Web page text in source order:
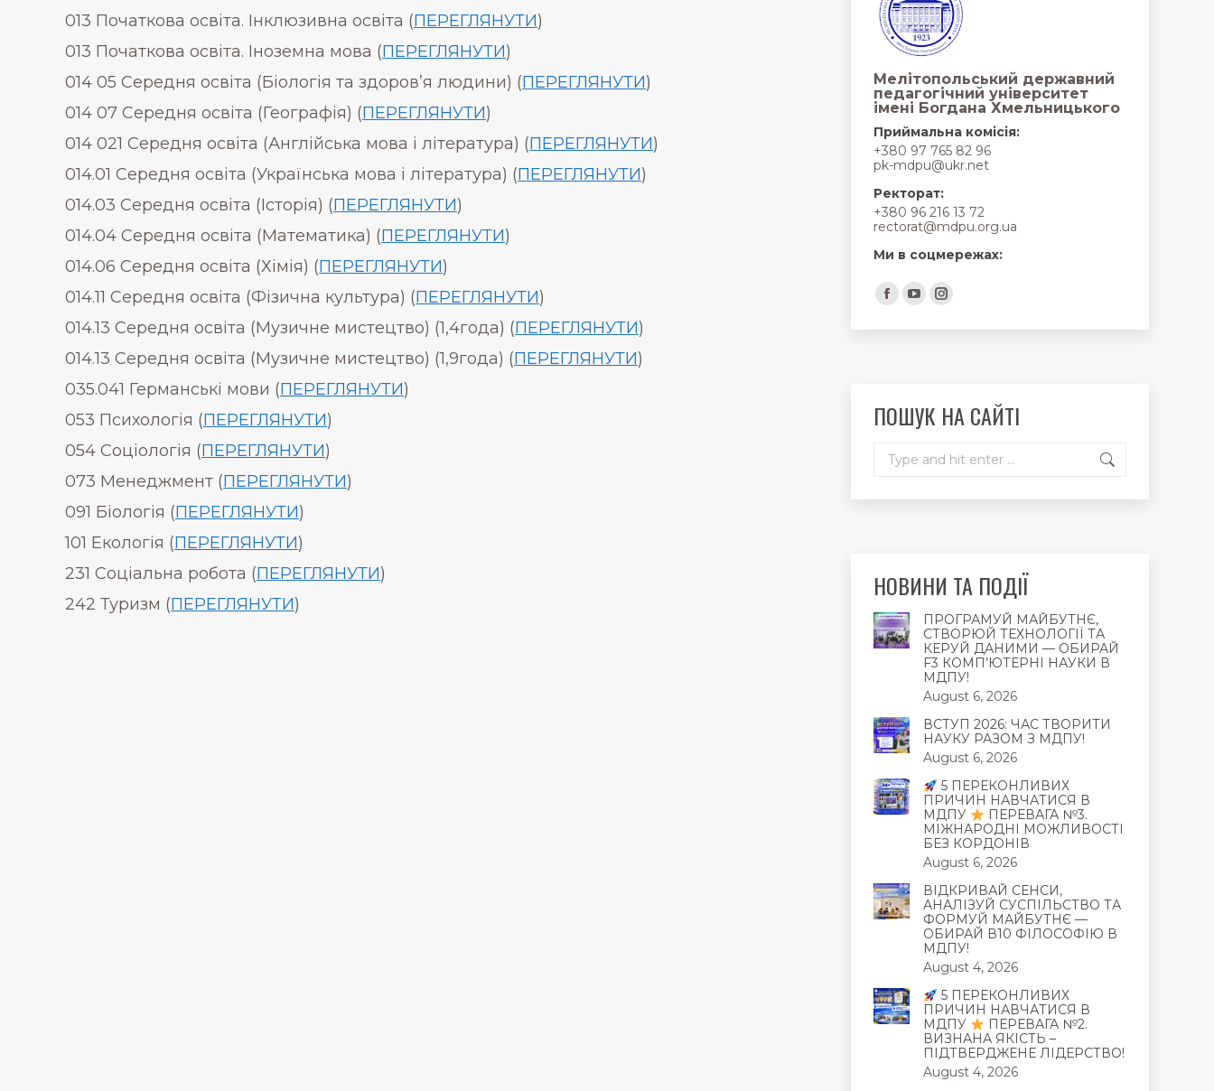
013 Початкова освіта. Інклюзивна освіта (ПЕРЕГЛЯНУТИ)
013 Початкова освіта. Іноземна мова (ПЕРЕГЛЯНУТИ)
014 05 Середня освіта (Біологія та здоров’я людини) (ПЕРЕГЛЯНУТИ)
014 07 Середня освіта (Географія) (ПЕРЕГЛЯНУТИ)
014 021 Середня освіта (Англійська мова і література) (ПЕРЕГЛЯНУТИ)
014.01 Середня освіта (Українська мова і література) (ПЕРЕГЛЯНУТИ)
014.03 Середня освіта (Історія) (ПЕРЕГЛЯНУТИ)
014.04 Середня освіта (Математика) (ПЕРЕГЛЯНУТИ)
014.06 Середня освіта (Хімія) (ПЕРЕГЛЯНУТИ)
014.11 Середня освіта (Фізична культура) (ПЕРЕГЛЯНУТИ)
014.13 Середня освіта (Музичне мистецтво) (1,4года) (ПЕРЕГЛЯНУТИ)
014.13 Середня освіта (Музичне мистецтво) (1,9года) (ПЕРЕГЛЯНУТИ)
035.041 Германські мови (ПЕРЕГЛЯНУТИ)
053 Психологія (ПЕРЕГЛЯНУТИ)
054 Соціологія (ПЕРЕГЛЯНУТИ)
073 Менеджмент (ПЕРЕГЛЯНУТИ)
091 Біологія (ПЕРЕГЛЯНУТИ)
101 Екологія (ПЕРЕГЛЯНУТИ)
231 Соціальна робота (ПЕРЕГЛЯНУТИ)
242 Туризм (ПЕРЕГЛЯНУТИ)
Мелітопольський державний
педагогічний університет
імені Богдана Хмельницького
Приймальна комісія:
+380 97 765 82 96
pk-mdpu@ukr.net
Ректорат:
+380 96 216 13 72
rectorat@mdpu.org.ua
Ми в соцмережах:
Find us on:
Facebook
page
window
YouTube
page
window
Instagram
page
window
ПОШУК НА САЙТІ
НОВИНИ ТА ПОДІЇ
ПРОГРАМУЙ МАЙБУТНЄ,
СТВОРЮЙ ТЕХНОЛОГІЇ ТА
КЕРУЙ ДАНИМИ — ОБИРАЙ
F3 КОМП’ЮТЕРНІ НАУКИ В
МДПУ!
August 6, 2026
ВСТУП 2026: ЧАС ТВОРИТИ
НАУКУ РАЗОМ З МДПУ!
August 6, 2026
5 ПЕРЕКОНЛИВИХ
ПРИЧИН НАВЧАТИСЯ В
МДПУ
ПЕРЕВАГА №3.
МІЖНАРОДНІ МОЖЛИВОСТІ
БЕЗ КОРДОНІВ
August 6, 2026
ВІДКРИВАЙ СЕНСИ,
АНАЛІЗУЙ СУСПІЛЬСТВО ТА
ФОРМУЙ МАЙБУТНЄ —
ОБИРАЙ В10 ФІЛОСОФІЮ В
МДПУ!
August 4, 2026
5 ПЕРЕКОНЛИВИХ
ПРИЧИН НАВЧАТИСЯ В
МДПУ
ПЕРЕВАГА №2.
ВИЗНАНА ЯКІСТЬ –
ПІДТВЕРДЖЕНЕ ЛІДЕРСТВО!
August 4, 2026